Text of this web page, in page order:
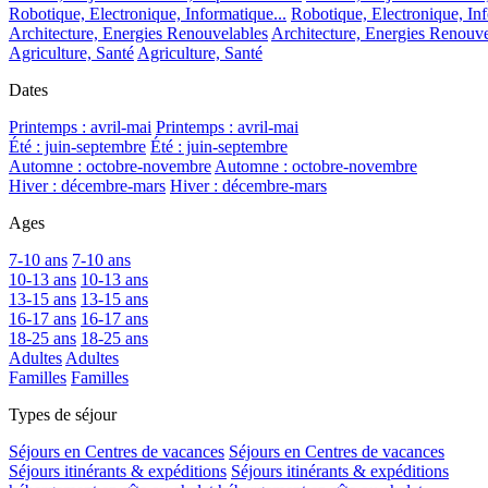
Robotique, Electronique, Informatique... Robotique, Electronique,
Architecture, Energies Renouvelables Architecture, Energies
Agriculture, Santé Agriculture, Santé
Dates
Printemps : avril-mai Printemps : avril-mai
Été : juin-septembre Été : juin-septembre
Automne : octobre-novembre Automne : octobre-novembre
Hiver : décembre-mars Hiver : décembre-mars
Ages
7-10 ans 7-10 ans
10-13 ans 10-13 ans
13-15 ans 13-15 ans
16-17 ans 16-17 ans
18-25 ans 18-25 ans
Adultes Adultes
Familles Familles
Types de séjour
Séjours en Centres de vacances Séjours en Centres de vacances
Séjours itinérants & expéditions Séjours itinérants & expéditions